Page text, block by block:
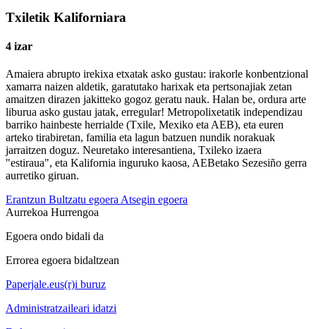
Txiletik Kaliforniara
4 izar
Amaiera abrupto irekixa etxatak asko gustau: irakorle konbentzional
xamarra naizen aldetik, garatutako harixak eta pertsonajiak zetan
amaitzen dirazen jakitteko gogoz geratu nauk. Halan be, ordura arte
liburua asko gustau jatak, erregular! Metropolixetatik independizau
barriko hainbeste herrialde (Txile, Mexiko eta AEB), eta euren
arteko tirabiretan, familia eta lagun batzuen nundik norakuak
jarraitzen doguz. Neuretako interesantiena, Txileko izaera
"estiraua", eta Kalifornia inguruko kaosa, AEBetako Sezesiño gerra
aurretiko giruan.
Erantzun Bultzatu egoera Atsegin egoera
Aurrekoa Hurrengoa
Egoera ondo bidali da
Errorea egoera bidaltzean
Paperjale.eus(r)i buruz
Administratzaileari idatzi